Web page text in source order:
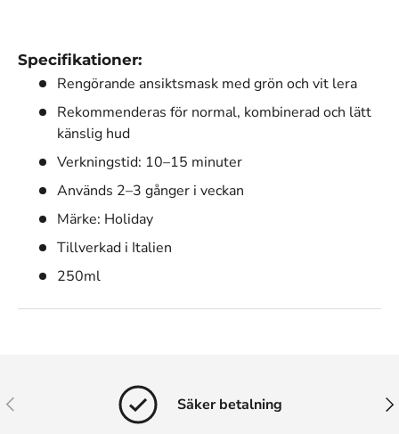
Specifikationer:
Rengörande ansiktsmask med grön och vit lera
Rekommenderas för normal, kombinerad och lätt
känslig hud
Verkningstid: 10–15 minuter
Används 2–3 gånger i veckan
Märke: Holiday
Tillverkad i Italien
250ml
Tidigare Säker betalning